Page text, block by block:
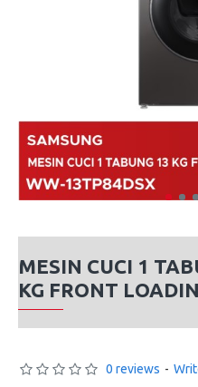
MESIN CUCI 1
KG FRONT
0 reviews -